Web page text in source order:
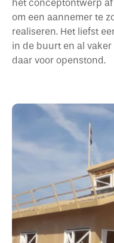
het conceptontwerp
om een aannemer te
realiseren. Het liefst
in de buurt en al
daar voor openstond.